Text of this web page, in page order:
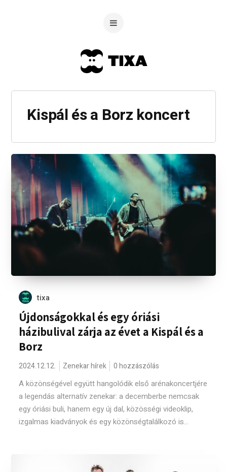
Kispál és a Borz koncert
tixa
Újdonságokkal és egy óriási
házibulival zárja az évet a Kispál és a
Borz
2024.12.12. Zenekar hírek 0 hozzászólás
A közönségével együtt hangolódik első arénakoncertjére
a legendás alternatív zenekar: a decemberbe nemcsak
egy óriási buli, hanem egy új dal, közösségi videoklip,
izgalmas kiadványok és egy közönségtalálkozó is...